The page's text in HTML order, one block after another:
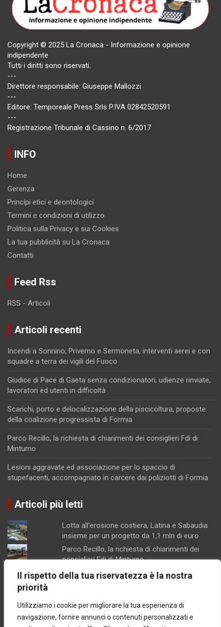
Il rispetto della tua riservatezza è la nostra
priorità
Utilizziamo i cookie per migliorare la tua esperienza di
navigazione, fornire annunci o contenuti personalizzati e
Copyright © 2025 La Cronaca - Informazione e opinione
indipendente
Tutti i diritti sono riservati.
---
Direttore responsabile: Giuseppe Mallozzi
---
Editore: Temporeale Press Srls P.IVA 02842520591
---
Registrazione Tribunale di Cassino n. 6/2017
INFO
Home
Gerenza
Principi etici e deontologici
Termini e condizioni di utilizzo
Politica sulla Privacy e sui Cookies
La tua pubblicità su La Cronaca
Contatti
Feed Rss
RSS - Articoli
Articoli recenti
Incendi a Sonnino, Priverno e Sermoneta, interventi aerei e con
squadre a terra dei vigili del Fuoco
Giudice di Pace di Gaeta senza condizionatori, udienze rinviate,
lavoratori ed utenti in difficoltà
Scarichi, porto e delocalizzazione della piscicoltura, proposte
della coalizione progressista di Formia
Parco Recillo, la richiesta di chiarimenti dei consiglieri Fdi di
Minturno
Lesioni aggravate ed associazione per lo spaccio di
stupefacenti, accompagnato in carcere dai poliziotti di Formia
Articoli più letti
Lotta all'erosione costiera, Latina e Sabaudia
insieme per un progetto da 1,1 mln di euro
Parco Recillo, la richiesta di chiarimenti dei
consiglieri Fdi di Minturno
Lesioni aggravate ed associazione per lo
Scarichi, porto e delocalizzazione della
piscicoltura, proposte della coalizione